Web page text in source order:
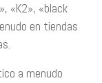
«K2», «black
en tiendas
a menudo